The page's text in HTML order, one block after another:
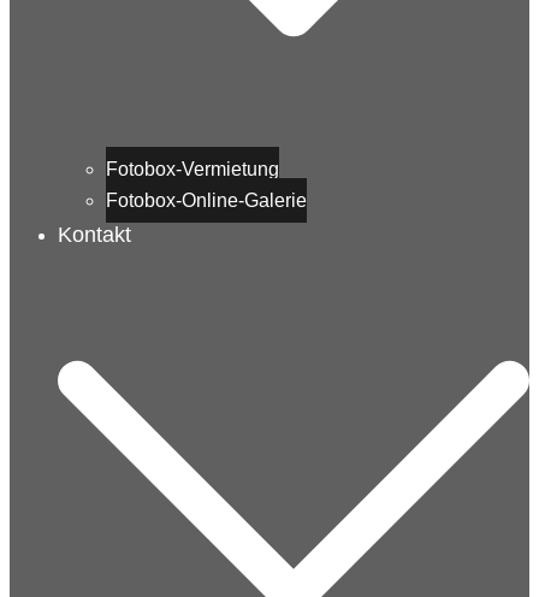
Fotobox-Vermietung
Fotobox-Online-Galerie
Kontakt